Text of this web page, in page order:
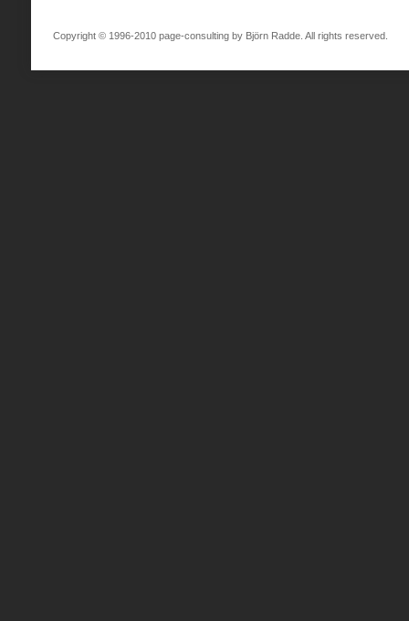
Copyright © 1996-2010 page-consulting by Björn Radde. All rights reserved.